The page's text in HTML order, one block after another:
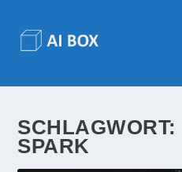
SCHLAGWORT:
SPARK